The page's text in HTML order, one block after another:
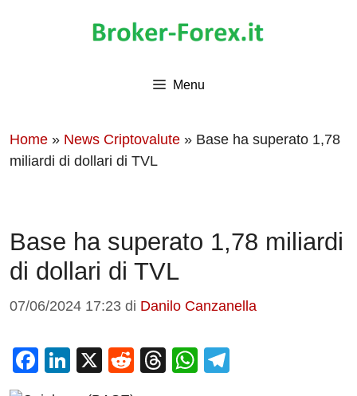
Menu
Home » News Criptovalute » Base ha superato 1,78
miliardi di dollari di TVL
Base ha superato 1,78 miliardi
di dollari di TVL
07/06/2024 17:23 di Danilo Canzanella
F
Li
X
R
T
W